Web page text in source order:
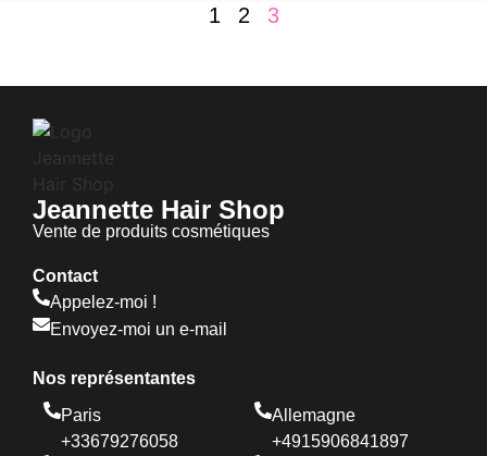
1 2 3
Jeannette Hair Shop
Vente de produits cosmétiques
Contact
Appelez-moi !
Envoyez-moi un e-mail
Nos représentantes
Paris
+33679276058
Allemagne
+4915906841897